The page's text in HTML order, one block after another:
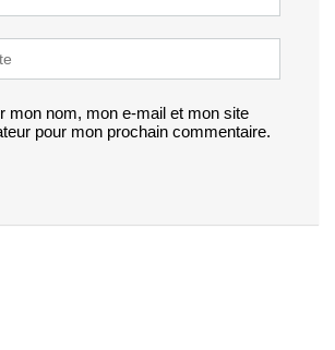
mon nom, mon e-mail et mon site
pour mon prochain commentaire.